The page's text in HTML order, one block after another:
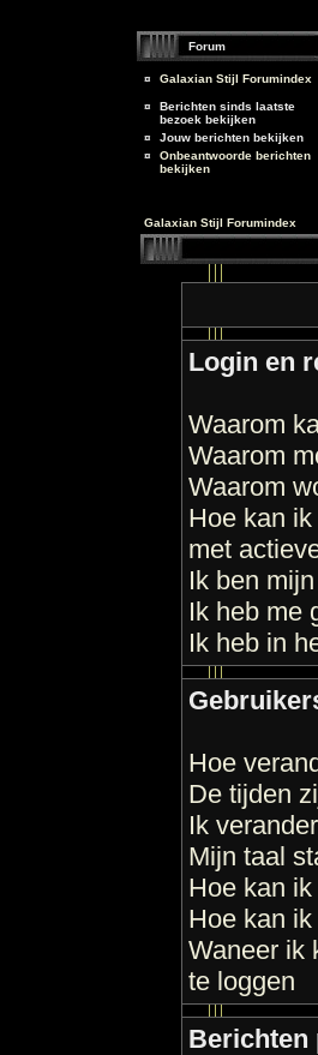
Forum
¤ Galaxian Stijl Forumindex
¤
Berichten sinds laatste
bezoek bekijken
¤
Jouw berichten bekijken
¤
Onbeantwoorde berichten
bekijken
Galaxian Stijl Forumindex
Login en
Waarom
Waarom
Waarom
Hoe kan
met
Ik ben
Ik heb me
Ik heb in
Hoe
De tijden
Ik
Mijn taal
Hoe kan
Hoe kan
Waneer ik
te loggen
Berichten